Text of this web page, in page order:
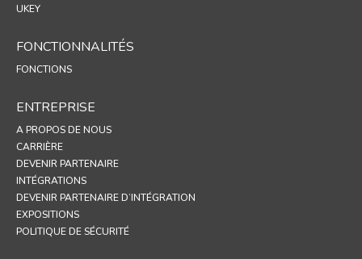
UKEY
FONCTIONNALITÉS
FONCTIONS
ENTREPRISE
A PROPOS DE NOUS
CARRIÈRE
DEVENIR PARTENAIRE
INTÉGRATIONS
DEVENIR PARTENAIRE D’INTÉGRATION
EXPOSITIONS
POLITIQUE DE SÉCURITÉ